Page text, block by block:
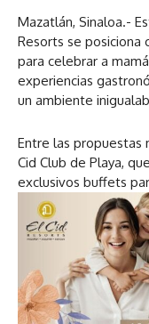
Mazatlán, Sinaloa.-
Resorts se posiciona
para celebrar a
experiencias
un ambiente
Entre las propuestas
Cid Club de Playa,
exclusivos buffets